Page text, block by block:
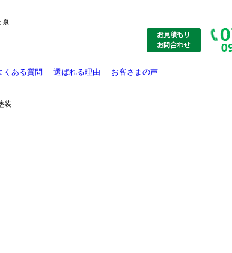
泉
くある質問 選ばれる理由 お客さまの声
装